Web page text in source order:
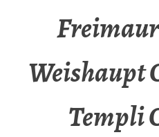
Weishaupt
Templi